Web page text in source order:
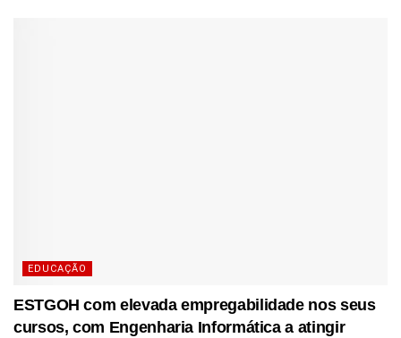
EDUCAÇÃO
ESTGOH com elevada empregabilidade nos seus
cursos, com Engenharia Informática a atingir